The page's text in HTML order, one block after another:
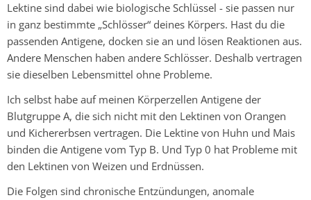
Lektine sind dabei wie biologische Schlüssel - sie passen nur
in ganz bestimmte „Schlösser“ deines Körpers. Hast du die
passenden Antigene, docken sie an und lösen Reaktionen aus.
Andere Menschen haben andere Schlösser. Deshalb vertragen
sie dieselben Lebensmittel ohne Probleme.
Ich selbst habe auf meinen Körperzellen Antigene der
Blutgruppe A, die sich nicht mit den Lektinen von Orangen
und Kichererbsen vertragen. Die Lektine von Huhn und Mais
binden die Antigene vom Typ B. Und Typ 0 hat Probleme mit
den Lektinen von Weizen und Erdnüssen.
Die Folgen sind chronische Entzündungen, anomale